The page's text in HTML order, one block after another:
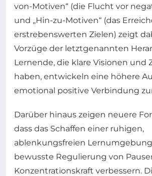
von-Motiven“ (die Flucht vor
und „Hin-zu-Motiven“ (das
erstrebenswerten Zielen) zeigt
Vorzüge der letztgenannten
Lernende, die klare Visionen und
haben, entwickeln eine höhere
emotional positive Verbindung
Darüber hinaus zeigen neuere
dass das Schaffen einer ruhigen,
ablenkungsfreien
bewusste Regulierung von
Konzentrationskraft verbessern.